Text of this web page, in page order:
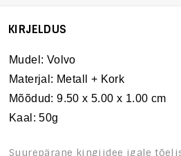
KIRJELDUS
Mudel: Volvo
Materjal: Metall + Kork
Mõõdud:9.50 x 5.00 x 1.00 cm
Kaal: 50g
Suurepärane kingiidee igale